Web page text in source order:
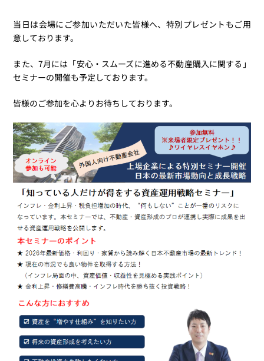
当日は会場にご参加いただいた皆様へ、特別プレゼントもご用
意しております。
また、7月には「安心・スムーズに進める不動産購入に関する」
セミナーの開催も予定しております。
皆様のご参加を心よりお待ちしております。